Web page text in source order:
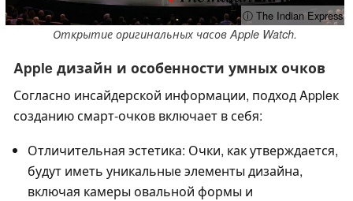
ⓘ The Indian Express
Открытие оригинальных часов Apple Watch.
Apple дизайн и особенности умных очков
Согласно инсайдерской информации, подход Appleк
созданию смарт-очков включает в себя:
Отличительная эстетика: Очки, как утверждается,
будут иметь уникальные элементы дизайна,
включая камеры овальной формы и